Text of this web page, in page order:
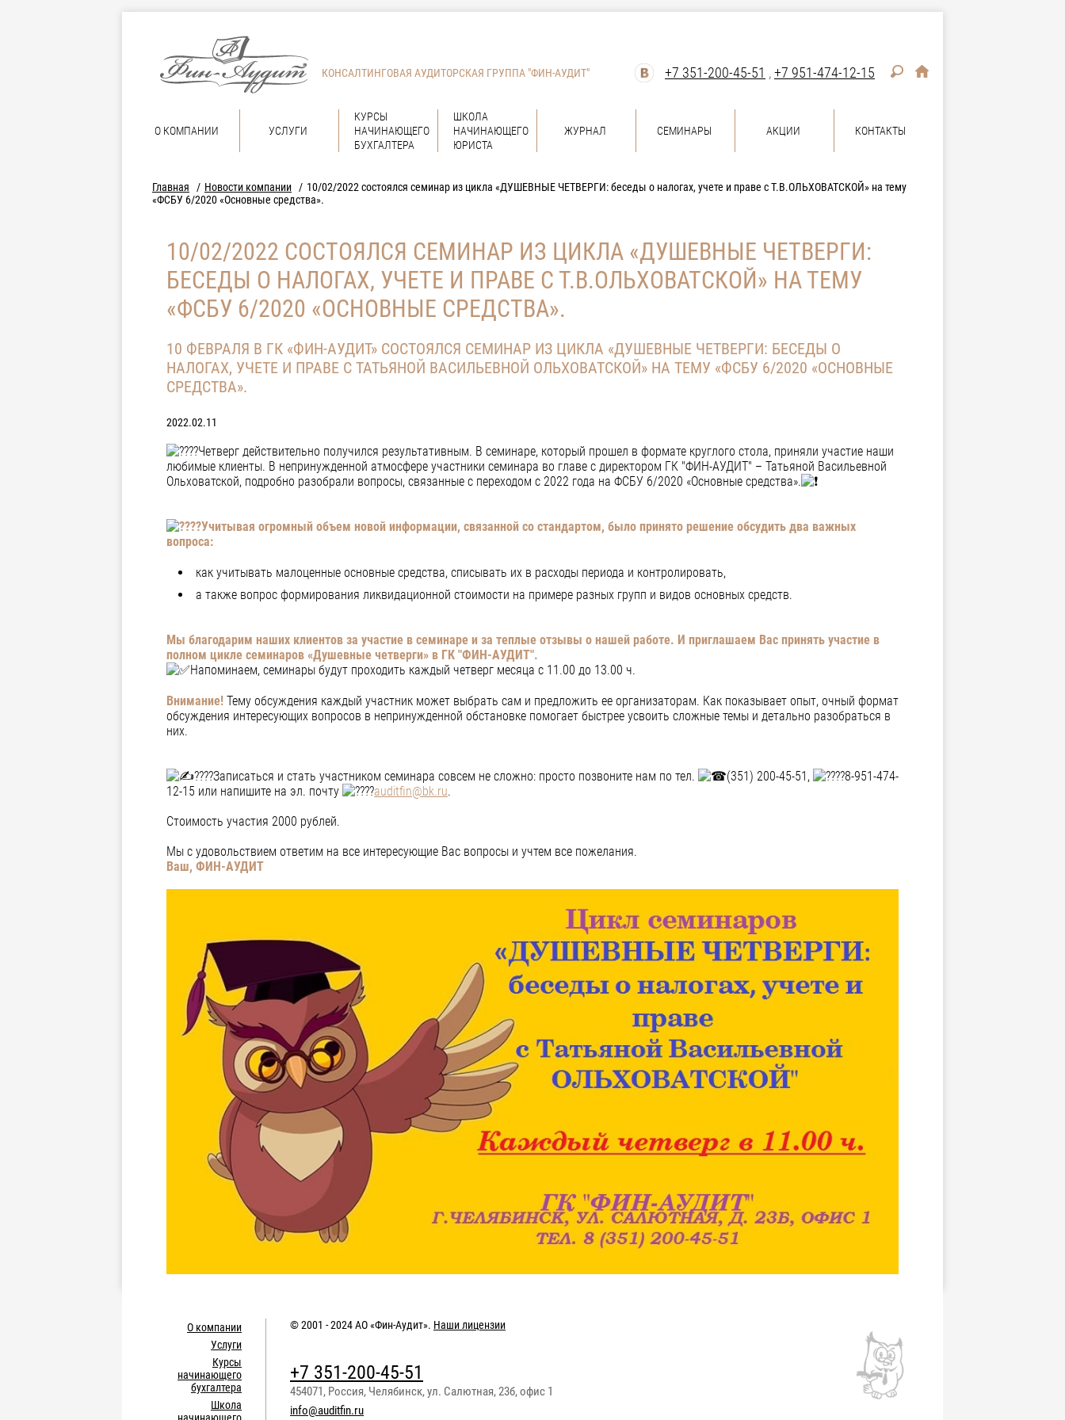
КОНСАЛТИНГОВАЯ АУДИТОРСКАЯ ГРУППА "ФИН-АУДИТ" +7 351-200-45-51 ,+7 951-474-12-15
О КОМПАНИИ УСЛУГИ
КУРСЫ
НАЧИНАЮЩЕГО
БУХГАЛТЕРА
ШКОЛА
НАЧИНАЮЩЕГО
ЮРИСТА
ЖУРНАЛ СЕМИНАРЫ АКЦИИ КОНТАКТЫ
Главная Новости компании
10/02/2022 состоялся семинар из цикла «ДУШЕВНЫЕ ЧЕТВЕРГИ: беседы о налогах, учете и праве с Т.В.ОЛЬХОВАТСКОЙ» на тему
«ФСБУ 6/2020 «Основные средства».
10/02/2022 СОСТОЯЛСЯ СЕМИНАР ИЗ ЦИКЛА «ДУШЕВНЫЕ ЧЕТВЕРГИ:
БЕСЕДЫ О НАЛОГАХ, УЧЕТЕ И ПРАВЕ С Т.В.ОЛЬХОВАТСКОЙ» НА ТЕМУ
«ФСБУ 6/2020 «ОСНОВНЫЕ СРЕДСТВА».
10 ФЕВРАЛЯ В ГК «ФИН-АУДИТ» СОСТОЯЛСЯ СЕМИНАР ИЗ ЦИКЛА «ДУШЕВНЫЕ ЧЕТВЕРГИ: БЕСЕДЫ О
НАЛОГАХ, УЧЕТЕ И ПРАВЕ С ТАТЬЯНОЙ ВАСИЛЬЕВНОЙ ОЛЬХОВАТСКОЙ» НА ТЕМУ «ФСБУ 6/2020 «ОСНОВНЫЕ
СРЕДСТВА».
2022.02.11
Четверг действительно получился результативным. В семинаре, который прошел в формате круглого стола, приняли участие наши
любимые клиенты. В непринужденной атмосфере участники семинара во главе с директором ГК "ФИН-АУДИТ" – Татьяной Васильевной
Ольховатской, подробно разобрали вопросы, связанные с переходом с 2022 года на ФСБУ 6/2020 «Основные средства».
Учитывая огромный объем новой информации, связанной со стандартом, было принято решение обсудить два важных
вопроса:
как учитывать малоценные основные средства, списывать их в расходы периода и контролировать,
а также вопрос формирования ликвидационной стоимости на примере разных групп и видов основных средств.
Мы благодарим наших клиентов за участие в семинаре и за теплые отзывы о нашей работе. И приглашаем Вас принять участие в
полном цикле семинаров «Душевные четверги» в ГК "ФИН-АУДИТ".
Напоминаем, семинары будут проходить каждый четверг месяца с 11.00 до 13.00 ч.
Внимание! Тему обсуждения каждый участник может выбрать сам и предложить ее организаторам. Как показывает опыт, очный формат
обсуждения интересующих вопросов в непринужденной обстановке помогает быстрее усвоить сложные темы и детально разобраться в
них.
Записаться и стать участником семинара совсем не сложно: просто позвоните нам по тел. (351) 200-45-51,
8-951-474-
12-15 или напишите на эл. почту
auditfin@bk.ru.
Стоимость участия 2000 рублей.
Мы с удовольствием ответим на все интересующие Вас вопросы и учтем все пожелания.
Ваш, ФИН-АУДИТ
О компании
Услуги
Курсы
начинающего
бухгалтера
Школа
начинающего
© 2001 - 2024АО «Фин-Аудит». Наши лицензии
+7 351-200-45-51
454071, Россия, Челябинск,ул. Салютная, 23б, офис 1
info@auditfin.ru